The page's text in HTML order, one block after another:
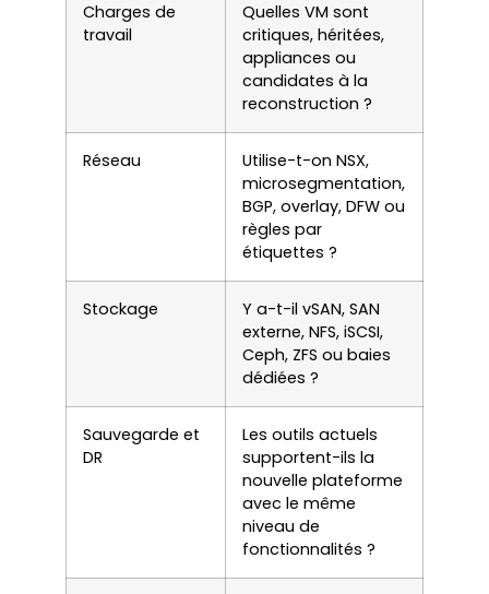
Charges de
travail
Quelles VM sont
critiques, héritées,
appliances ou
candidates à la
reconstruction ?
Réseau
Utilise-t-on NSX,
microsegmentation,
BGP, overlay, DFW ou
règles par
étiquettes ?
Stockage
Y a-t-il vSAN, SAN
externe, NFS, iSCSI,
Ceph, ZFS ou baies
dédiées ?
Sauvegarde et
DR
Les outils actuels
supportent-ils la
nouvelle plateforme
avec le même
niveau de
fonctionnalités ?